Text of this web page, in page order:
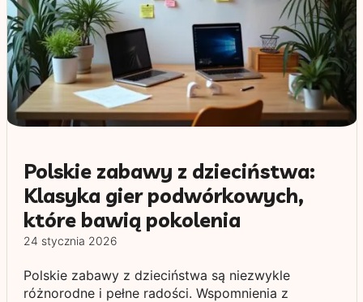
Polskie zabawy z dzieciństwa:
Klasyka gier podwórkowych,
które bawią pokolenia
24 stycznia 2026
Polskie zabawy z dzieciństwa są niezwykle
różnorodne i pełne radości. Wspomnienia z